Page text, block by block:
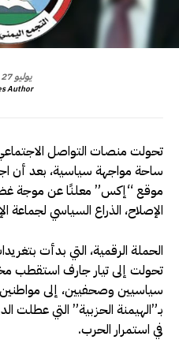
يوليو 27, 2025
Author
تحولت منصات التواصل الاجتماعي
ساحة مواجهة سياسية، بعد أن
موقع “إكس” معلنًا عن موجة
الإصلاح، الذراع السياسي لجماعة
الحملة الرقمية، التي بدأت
تحولت إلى تيار جارف استقطب
سياسيين وصحفيين، إلى
بـ”الهيمنة الحزبية” التي
في استمرار الحرب.